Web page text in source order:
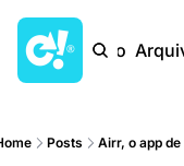
Início
Posts Airr, o app